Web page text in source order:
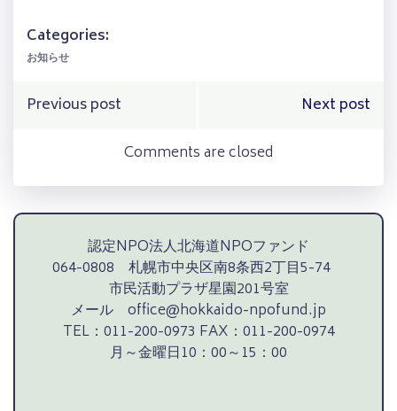
Categories:
お知らせ
Post
navigation
Previous post
navigation
Next post
Comments are closed
認定NPO法人北海道NPOファンド
064-0808 札幌市中央区南8条西2丁目5-74
市民活動プラザ星園201号室
メール office@hokkaido-npofund.jp
TEL：011-200-0973 FAX：011-200-0974
月～金曜日10：00～15：00